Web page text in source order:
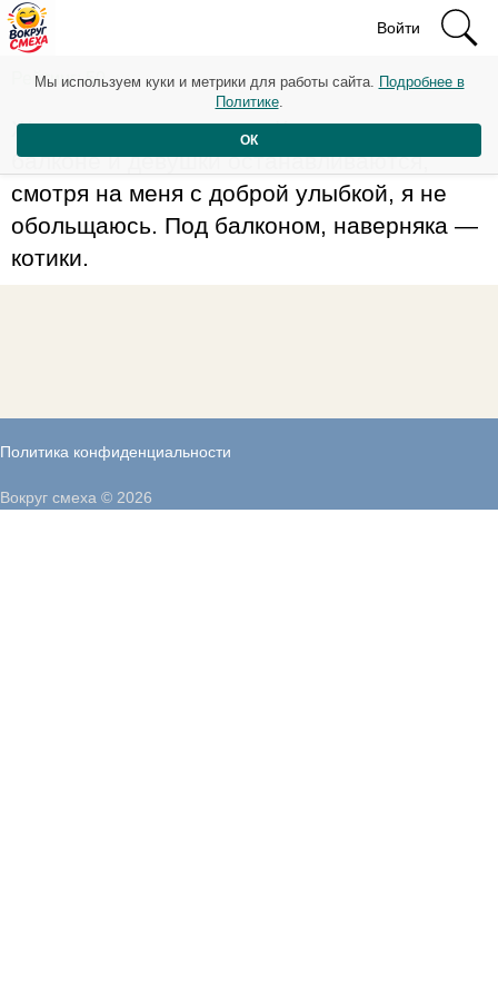
Войти
Рейтинг: 50
Живу на втором этаже. Когда я стою на
балконе и девушки останавливаются,
смотря на меня с доброй улыбкой, я не
обольщаюсь. Под балконом, наверняка —
котики.
Политика конфиденциальности
Мы используем куки и метрики для работы сайта. Подробнее в
Политике.
ОК
Вокруг смеха © 2026